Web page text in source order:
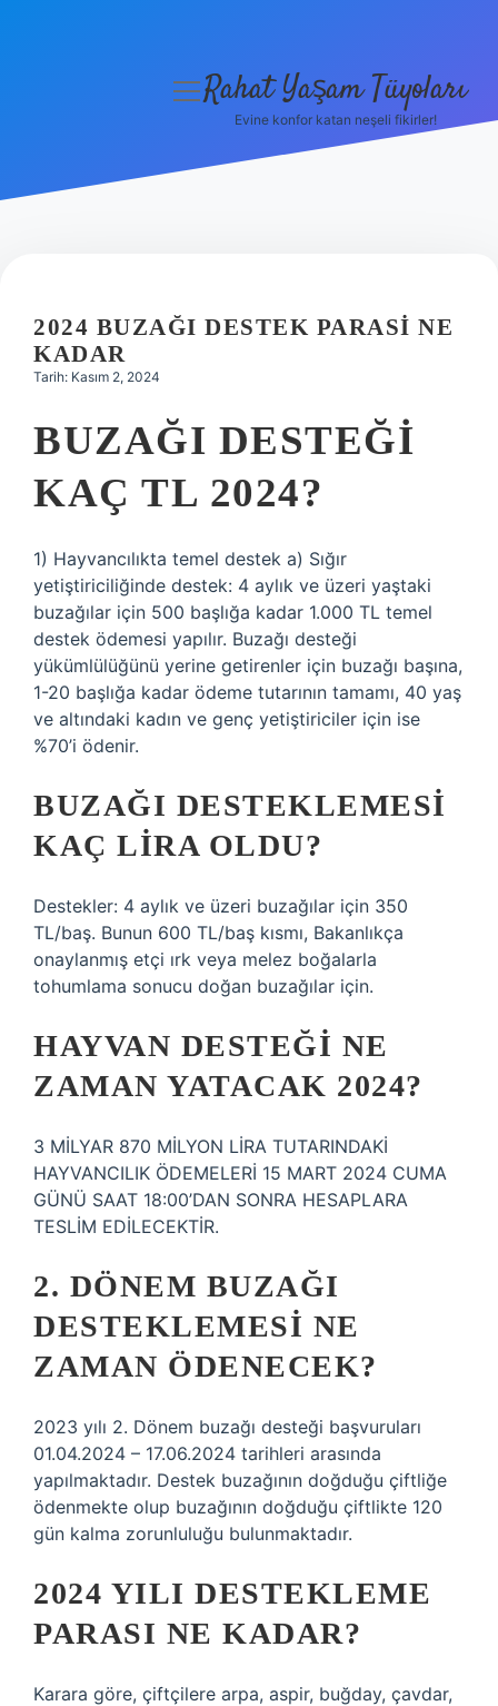
Hakkımızda
menüyü
Rahat Yaşam Tüyoları
Evine konfor katan neşeli fikirler!
2024 BUZAĞI DESTEK PARASI NE
KADAR
Tarih: Kasım 2, 2024
BUZAĞI DESTEĞI
KAÇ TL 2024?
1) Hayvancılıkta temel destek a) Sığır
yetiştiriciliğinde destek: 4 aylık ve üzeri yaştaki
buzağılar için 500 başlığa kadar 1.000 TL temel
destek ödemesi yapılır. Buzağı desteği
yükümlülüğünü yerine getirenler için buzağı başına,
1-20 başlığa kadar ödeme tutarının tamamı, 40 yaş
ve altındaki kadın ve genç yetiştiriciler için ise
%70’i ödenir.
BUZAĞI DESTEKLEMESI
KAÇ LIRA OLDU?
Destekler: 4 aylık ve üzeri buzağılar için 350
TL/baş. Bunun 600 TL/baş kısmı, Bakanlıkça
onaylanmış etçi ırk veya melez boğalarla
tohumlama sonucu doğan buzağılar için.
HAYVAN DESTEĞI NE
ZAMAN YATACAK 2024?
3 MİLYAR 870 MİLYON LİRA TUTARINDAKİ
HAYVANCILIK ÖDEMELERİ 15 MART 2024 CUMA
GÜNÜ SAAT 18:00’DAN SONRA HESAPLARA
TESLİM EDİLECEKTİR.
2. DÖNEM BUZAĞI
DESTEKLEMESI NE
ZAMAN ÖDENECEK?
2023 yılı 2. Dönem buzağı desteği başvuruları
01.04.2024 – 17.06.2024 tarihleri ​​arasında
yapılmaktadır. Destek buzağının doğduğu çiftliğe
ödenmekte olup buzağının doğduğu çiftlikte 120
gün kalma zorunluluğu bulunmaktadır.
2024 YILI DESTEKLEME
PARASI NE KADAR?
Karara göre, çiftçilere arpa, aspir, buğday, çavdar,